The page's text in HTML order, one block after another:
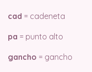
cad = cadeneta
pa = punto alto
gancho = gancho